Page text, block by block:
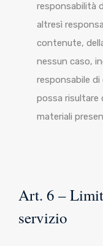
responsabilità
altresì
contenute,
nessun caso,
responsabile
possa risultare
materiali
Art. 6 –
servizio